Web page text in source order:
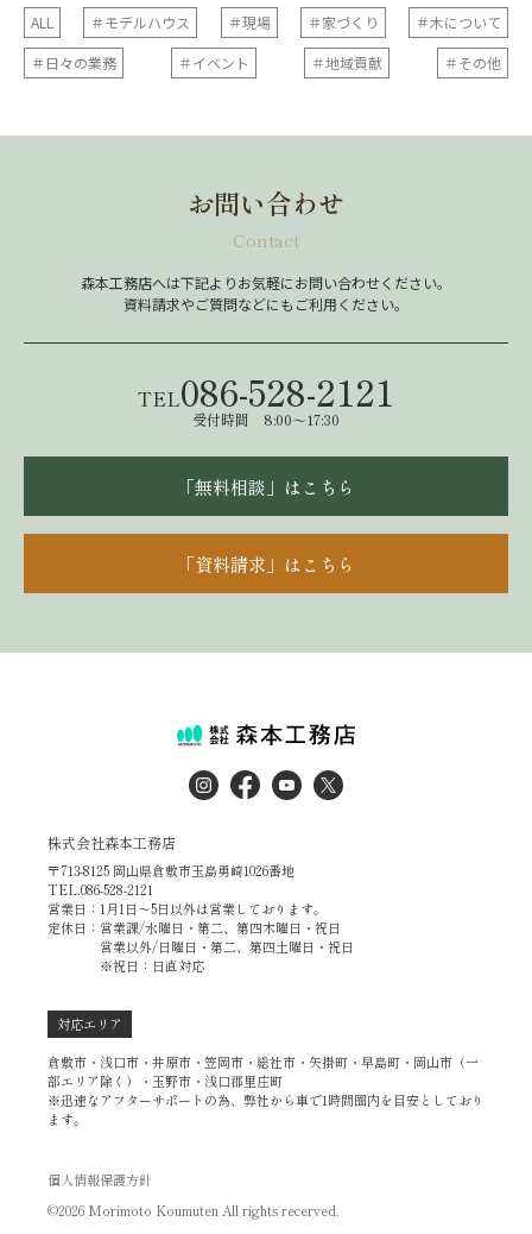
ALL ＃モデルハウス ＃現場 ＃家づくり
＃木について
＃日々の業務
＃イベント ＃地域貢献 ＃その他
お問い合わせ
Contact
森本工務店へは下記よりお気軽にお問い合わせください。
資料請求やご質問などにもご利用ください。
TEL086-528-2121
受付時間 8:00～17:30
「無料相談」はこちら
「資料請求」はこちら
株式会社森本工務店
〒713-8125 岡山県倉敷市玉島勇崎1026番地
TEL.086-528-2121
営業日：1月1日～5日以外は営業しております。
定休日：営業課/水曜日・第二、第四木曜日・祝日
営業以外/日曜日・第二、第四土曜日・祝日
※祝日：日直対応
対応エリア
倉敷市・浅口市・井原市・笠岡市・総社市・矢掛町・早島町・岡山市（一
部エリア除く）・玉野市・浅口郡里庄町
※迅速なアフターサポートの為、弊社から車で1時間圏内を目安としており
ます。
個人情報保護方針
©2026 Morimoto Koumuten All rights recerved.